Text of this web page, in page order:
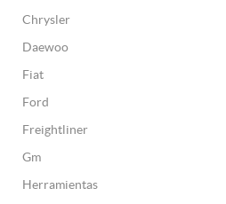
Chrysler
Daewoo
Fiat
Ford
Freightliner
Gm
Herramientas